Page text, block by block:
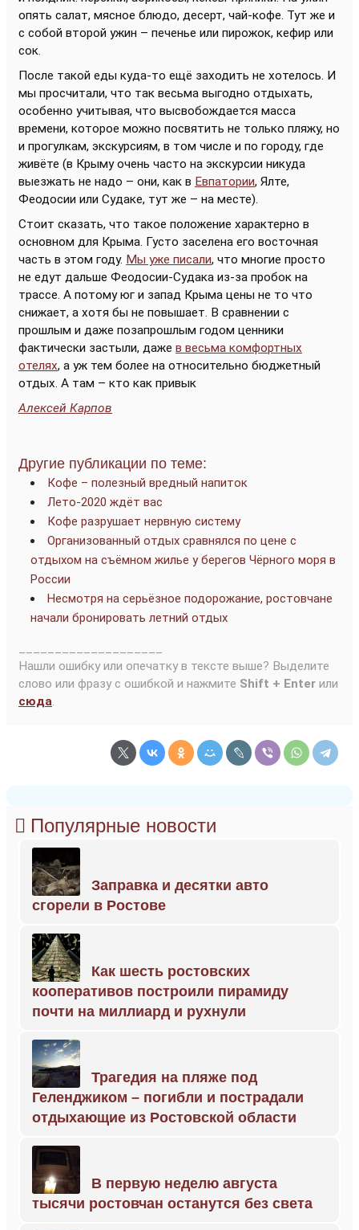
опять салат, мясное блюдо, десерт, чай-кофе. Тут же и
с собой второй ужин – печенье или пирожок, кефир или
сок.
После такой еды куда-то ещё заходить не хотелось. И
мы просчитали, что так весьма выгодно отдыхать,
особенно учитывая, что высвобождается масса
времени, которое можно посвятить не только пляжу, но
и прогулкам, экскурсиям, в том числе и по городу, где
живёте (в Крыму очень часто на экскурсии никуда
выезжать не надо – они, как в Евпатории, Ялте,
Феодосии или Судаке, тут же – на месте).
Стоит сказать, что такое положение характерно в
основном для Крыма. Густо заселена его восточная
часть в этом году. Мы уже писали, что многие просто
не едут дальше Феодосии-Судака из-за пробок на
трассе. А потому юг и запад Крыма цены не то что
снижает, а хотя бы не повышает. В сравнении с
прошлым и даже позапрошлым годом ценники
фактически застыли, даже в весьма комфортных
отелях, а уж тем более на относительно бюджетный
отдых. А там – кто как привык
Алексей Карпов
Другие публикации по теме:
Кофе – полезный вредный напиток
Лето-2020 ждёт вас
Кофе разрушает нервную систему
Организованный отдых сравнялся по цене с
отдыхом на съёмном жилье у берегов Чёрного моря в
России
Несмотря на серьёзное подорожание, ростовчане
начали бронировать летний отдых
Нашли ошибку или опечатку в тексте выше? Выделите
слово или фразу с ошибкой и нажмите Shift + Enter или
сюда.
Популярные новости
Заправка и десятки авто
сгорели в Ростове
Как шесть ростовских
кооперативов построили пирамиду
почти на миллиард и рухнули
Трагедия на пляже под
Геленджиком – погибли и пострадали
отдыхающие из Ростовской области
В первую неделю августа
тысячи ростовчан останутся без света